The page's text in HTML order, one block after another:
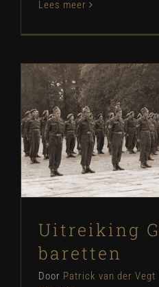
Lees meer
Uitreiking
SB
Uitreiking
baretten
Door Patrick van der Vegt